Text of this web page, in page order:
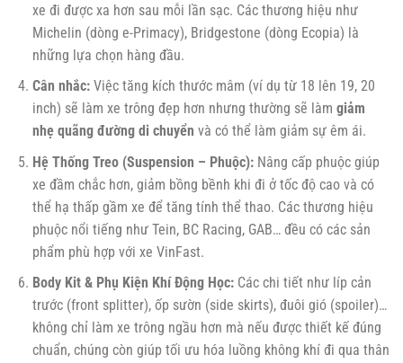
xe đi được xa hơn sau mỗi lần sạc. Các thương hiệu như
Michelin (dòng e-Primacy), Bridgestone (dòng Ecopia) là
những lựa chọn hàng đầu.
Cân nhắc:Việc tăng kích thước mâm (ví dụ từ 18 lên 19, 20
inch) sẽ làm xe trông đẹp hơn nhưng thường sẽ làm giảm
nhẹ quãng đường di chuyển và có thể làm giảm sự êm ái.
Hệ Thống Treo (Suspension – Phuộc):Nâng cấp phuộc giúp
xe đầm chắc hơn, giảm bồng bềnh khi đi ở tốc độ cao và có
thể hạ thấp gầm xe để tăng tính thể thao. Các thương hiệu
phuộc nổi tiếng như Tein, BC Racing, GAB… đều có các sản
phẩm phù hợp với xe VinFast.
Body Kit & Phụ Kiện Khí Động Học:Các chi tiết như líp cản
trước (front splitter), ốp sườn (side skirts), đuôi gió (spoiler)…
không chỉ làm xe trông ngầu hơn mà nếu được thiết kế đúng
chuẩn, chúng còn giúp tối ưu hóa luồng không khí đi qua thân